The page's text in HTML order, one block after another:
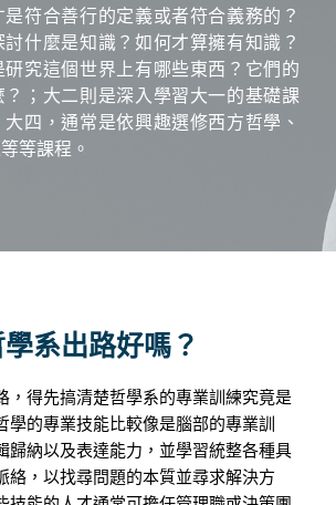
符合善行的定義或者符合義務的？
討什麼是知識？如何才算擁有知識？
研究這個世界上有哪些東西？它們的
；大二則是深入學習大一的基礎課
四，通常是依興趣選修西方哲學、
等課程。
學系出路好嗎？
，得先搞清楚哲學系的專業訓練究竟是
學的專業技能比較像是腦部的專業訓
歸納以及表達能力，並學習統整各種具
絡，以找尋問題的本質並尋求解決方